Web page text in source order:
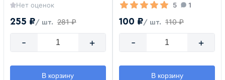
Нет оценок
255 ₽/ шт. 281 ₽
- +
В корзину
5 1
100 ₽/ шт. 110 ₽
- +
В корзину